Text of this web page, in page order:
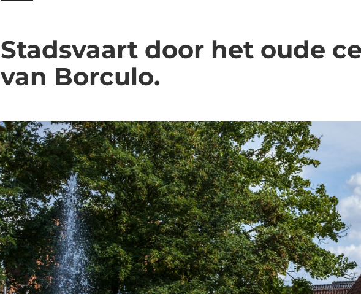
Stadsvaart door het oude
van Borculo.